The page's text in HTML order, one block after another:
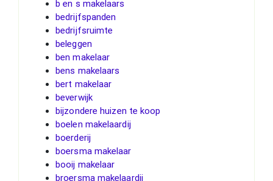
b en s makelaars
bedrijfspanden
bedrijfsruimte
beleggen
ben makelaar
bens makelaars
bert makelaar
beverwijk
bijzondere huizen te koop
boelen makelaardij
boerderij
boersma makelaar
booij makelaar
broersma makelaardij